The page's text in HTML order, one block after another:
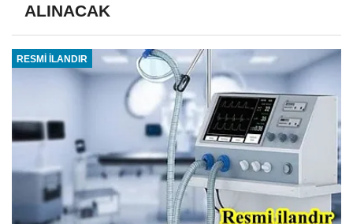
ALINACAK
RESMİ İLANDIR